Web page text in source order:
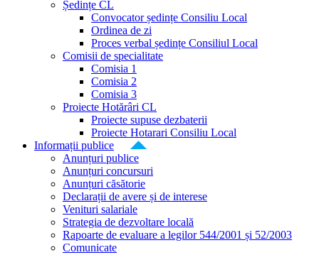
Ședințe CL
Convocator ședințe Consiliu Local
Ordinea de zi
Proces verbal ședințe Consiliul Local
Comisii de specialitate
Comisia 1
Comisia 2
Comisia 3
Proiecte Hotărâri CL
Proiecte supuse dezbaterii
Proiecte Hotarari Consiliu Local
Informații publice
Anunțuri publice
Anunțuri concursuri
Anunțuri căsătorie
Declarații de avere și de interese
Venituri salariale
Strategia de dezvoltare locală
Rapoarte de evaluare a legilor 544/2001 și 52/2003
Comunicate